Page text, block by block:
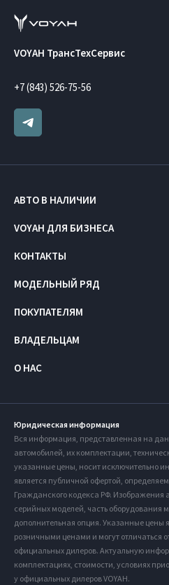
VOYAH ТрансТехСервис
+7 (843) 526-75-56
АВТО В НАЛИЧИИ
VOYAH ДЛЯ БИЗНЕСА
КОНТАКТЫ
МОДЕЛЬНЫЙ РЯД
ПОКУПАТЕЛЯМ
ВЛАДЕЛЬЦАМ
О НАС
Юридическая информация
Вся информация, представленная на
автомобилей, их комплектации,
указанные цены, носит исключительно
является публичной офертой,
Гражданского кодекса РФ. Изображения
серийных моделей, часть оборудования
дополнительная опция. Указанные
розничными ценами и могут отличаться
официальных дилеров. Актуальную
комплектациях, стоимости, условиях
у официальных дилеров VOYAH.